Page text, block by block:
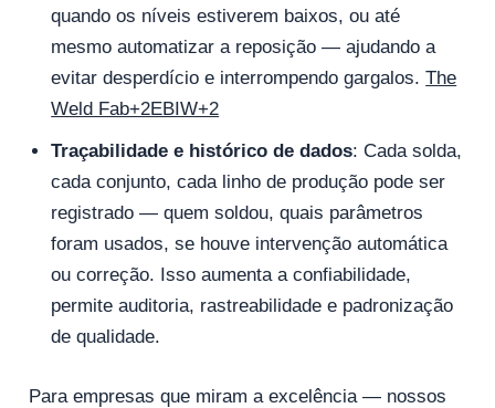
quando os níveis estiverem baixos, ou até
mesmo automatizar a reposição — ajudando a
evitar desperdício e interrompendo gargalos.The
Weld Fab+2EBIW+2
Traçabilidade e histórico de dados: Cada solda,
cada conjunto, cada linho de produção pode ser
registrado — quem soldou, quais parâmetros
foram usados, se houve intervenção automática
ou correção. Isso aumenta a confiabilidade,
permite auditoria, rastreabilidade e padronização
de qualidade.
Para empresas que miram a excelência — nossos